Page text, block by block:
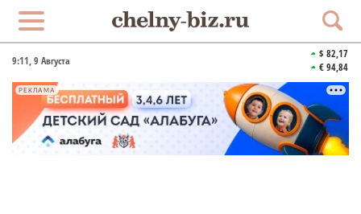
9:11, 9 Августа
$ 82,17
€ 94,84
РЕКЛАМА